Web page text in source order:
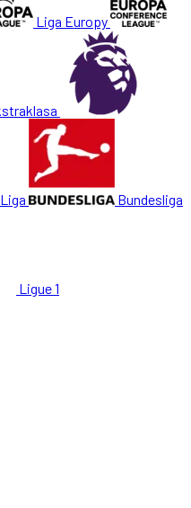
Liga Europy
Bundesliga
Ligue 1